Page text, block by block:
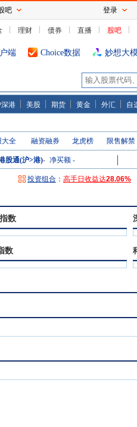
理财 债券 直播 股吧
端 Choice数据 妙想大
港 美股 期货 黄金 外汇 自
大全 融资融券 龙虎榜 限售解禁
股通(沪>港)- 净买额 -
投资组合 ：
高手日收益达
28.06%
高手周收益达106.08%
高手月收益达
高手年收益达
高手日收益达28.06%
高手年收益达
数
数
吧 登录